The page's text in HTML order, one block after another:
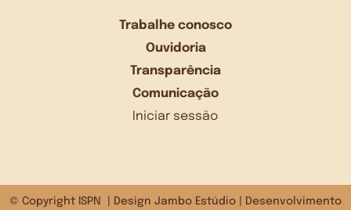
Trabalhe conosco
Ouvidoria
Transparência
Comunicação
Iniciar sessão
© Copyright ISPN | Design Jambo Estúdio | Desenvolvimento